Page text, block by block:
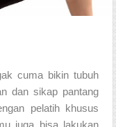
cuma bikin tubuh
dan sikap pantang
pelatih khusus